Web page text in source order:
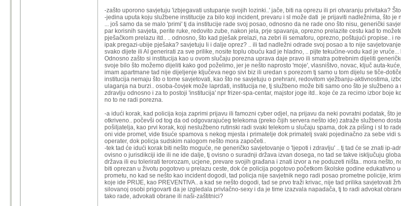
-zašto uporono savjetuju 'izbjegavati ustupanje svojih lozinki..' jače, biti na oprezu ili pri otvaranju privitaka?
-jedina uputa koju službene institucije za bilo koji incident, prevaru i sl može dati je prijaviti nadležnima, što je
... još samo da se malo 'primi' tj da institucije rade svoj posao, odnosno da ne rade ono što nisu, generički
par korisnih savjeta, perite ruke, redovito zube, nakon jela, prje spavanja, oprezno prelazite cestu kad to
pješačkom prelazu itd.. .. odnosno, što kad pješak prelazi, na zebri ili semaforu, oprezno, poštujući propise.. i
ipak pregazi-ubije pješaka? savjetuju li i dalje oprez? .. ili tad nadležni odrade svoj posao a to nije
svako dijete ili AI generirati za sve prilike, nosite toplu obuću kad je hladno, .. pijte tekućine-vodu kad je
Odnosno zašto si institucija kao u ovom slučaju porezna uprava daje pravo ili smatra potrebnim dijeliti
svoje bilo što možemo dijeliti kako god poželimo, jer je nešto naprosto 'moje', vlasništvo, novac, ključ auta-
imam apartmane tad nije dijeljenje ključeva nego sivi biz ili uredan s porezom tj samo u tom dijelu se tiče-
institucija nemaju što o tome savjetovati, kao što ne savjetuju o prehrani, redovitom vježbanju-aktivnostima,
ulaganja na burzi.. osoba-čovjek može laprdati, institucija ne, tj službeno može biti samo ono što je službeno
zdravlju odnosno i za to postoji 'institucija' npr frizer-spa-centar, majstor joge itd.. koje će za recimo izbor boje
no to ne radi porezna.
-a idući korak, kad policija koja zaprimi prijavu ili famozni cyber odjel, na prijavu da neki povratni podatak, što
otkriveno.. počevši od tog da od odgovarajućeg telekoma (preko čijih servera nešto ide) zatraže službeno
pošiljatelja, kao prvi korak, koji neslužbeno rutinski radi svaki telekom u slučaju spama, dok za pišing i sl to
oni vide promet, vide tisuće spamova s nekog mjesta i primatelje dok primatelj svaki pojedinačno za sebe vidi
operater, dok policja sudskim nalogom nešto mora započeti..
-tek tad će idući korak biti nešto moguće, ne generičko savjetovanje o 'ljepoti i zdravlju' .. tj tad će se znati ip-
ovisno o jurisdikciji ide ili ne ide dalje, tj ovisno o suradnji država izvan dosega, no tad se takve isključuju
država ili eu tolerirati terorozam, ucjene, prevare svojih građana i znati izvor a ne poduzeti ništa.. mora nešto,
biti oprezan u životu pogotovo u prelazu ceste, dok će policija pogotovo početkom školske godine edukativno
prometu, no kad se nešto kao incident dogodi, tad policja nije savjetnik nego radi posao prometne policije,
koje ide PRIJE, kao PREVENTIVA.. a kad se nešto dogodi, tad se prvo traži krivac, nije tad prilika savjetovati
silovanoj osobi prigovarti da je izgledala privlačno-sexy i da je time izazvala napadača, tj to radi advokat
tako rade, advokati obrane ili naši-zaštitnici?